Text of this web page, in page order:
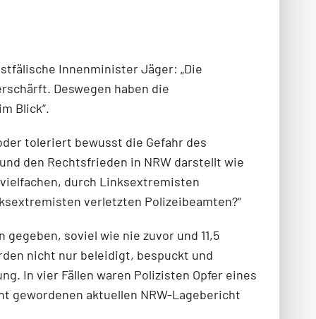
Innenminister Jäger: „Die
Deswegen haben die
Blick“.
toleriert bewusst die Gefahr des
den Rechtsfrieden in NRW darstellt wie
durch Linksextremisten
verletzten Polizeibeamten?“
soviel wie nie zuvor und 11,5
nicht nur beleidigt, bespuckt und
In vier Fällen waren Polizisten Opfer eines
gewordenen aktuellen NRW-Lagebericht